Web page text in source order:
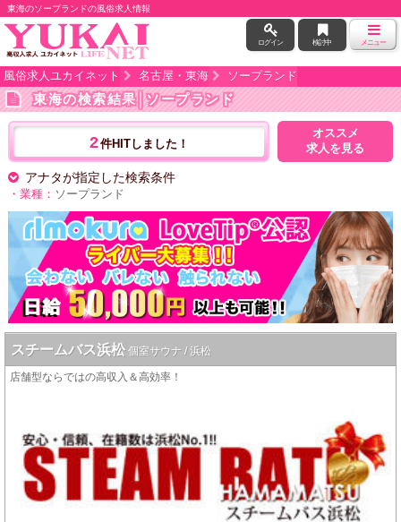
東海のソープランドの風俗求人情報
ログイン 検討中 メニュー
風俗求人ユカイネット 名古屋・東海 ソープランド
東海の検索結果│ソープランド
2件HITしました！
オススメ
求人を見る
アナタが指定した検索条件
・業種： ソープランド
スチームバス浜松 個室サウナ / 浜松
店舗型ならではの高収入＆高効率！